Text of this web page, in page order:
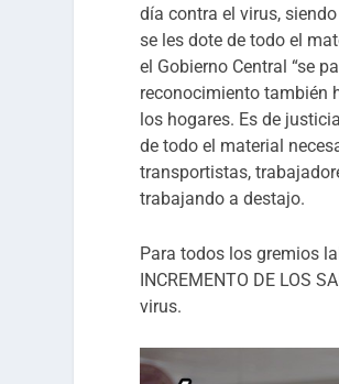
día contra el virus,
se les dote de todo el
el Gobierno Central “se
reconocimiento también
los hogares. Es de
de todo el material
transportistas,
trabajando a destajo.
Para todos los gremios
INCREMENTO DE LOS
virus.